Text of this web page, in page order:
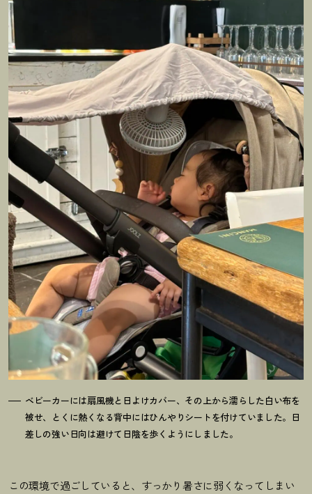
ベビーカーには扇風機と日よけカバー、その上から濡らした白い布を
被せ、とくに熱くなる背中にはひんやりシートを付けていました。日
差しの強い日向は避けて日陰を歩くようにしました。
この環境で過ごしていると、すっかり暑さに弱くなってしまい